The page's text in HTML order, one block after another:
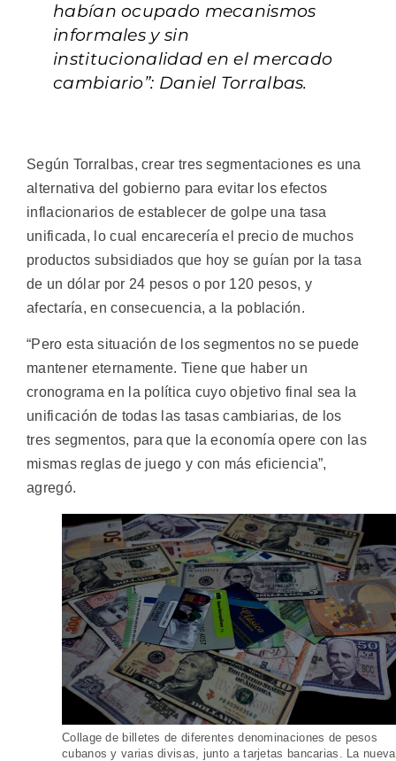
habían ocupado mecanismos
informales y sin
institucionalidad en el mercado
cambiario”: Daniel Torralbas.
Según Torralbas, crear tres segmentaciones es una
alternativa del gobierno para evitar los efectos
inflacionarios de establecer de golpe una tasa
unificada, lo cual encarecería el precio de muchos
productos subsidiados que hoy se guían por la tasa
de un dólar por 24 pesos o por 120 pesos, y
afectaría, en consecuencia, a la población.
“Pero esta situación de los segmentos no se puede
mantener eternamente. Tiene que haber un
cronograma en la política cuyo objetivo final sea la
unificación de todas las tasas cambiarias, de los
tres segmentos, para que la economía opere con las
mismas reglas de juego y con más eficiencia”,
agregó.
Collage de billetes de diferentes denominaciones de pesos
cubanos y varias divisas, junto a tarjetas bancarias. La nueva